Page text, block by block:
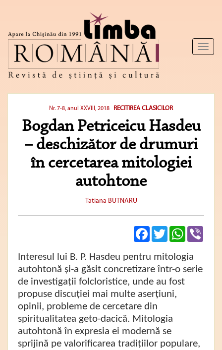
Toggle
Nr. 7-8, anul XXVIII, 2018 RECITIREA CLASICILOR
Bogdan Petriceicu Hasdeu
– deschizător de drumuri
în cercetarea mitologiei
autohtone
Tatiana BUTNARU
FacebookTwitterWhatsApp
Interesul lui B. P. Hasdeu pentru mitologia
autohtonă și-a găsit concretizare într-o serie
de investigații folcloristice, unde au fost
propuse discuției mai multe aserțiuni,
opinii, probleme de cercetare din
spiritualitatea geto-dacică. Mitologia
autohtonă în expresia ei modernă se
sprijină pe valorificarea tradițiilor populare,